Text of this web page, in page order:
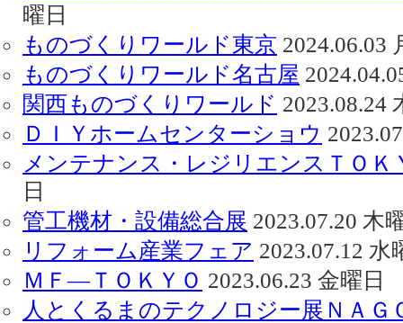
曜日
ものづくりワールド東京 2024.06.03
ものづくりワールド名古屋
関西ものづくりワールド 2023.08.24
ＤＩＹホームセンターショウ
メンテナンス・レジリエンスＴＯＫ
日
管工機材・設備総合展 2023.07.20 木
リフォーム産業フェア 2023.07.12 水
ＭＦ―ＴＯＫＹＯ 2023.06.23 金曜日
人とくるまのテクノロジー展ＮＡＧ